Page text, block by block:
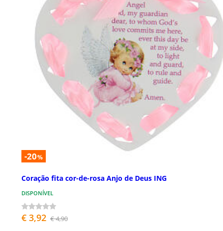
-20%
Coração fita cor-de-rosa Anjo de Deus ING
DISPONÍVEL
€ 3,92 € 4,90